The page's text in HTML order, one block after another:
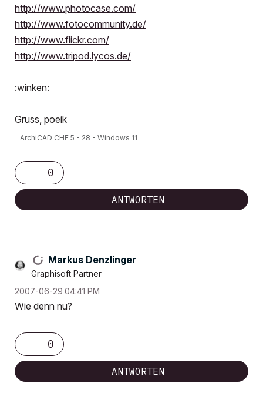
http://www.photocase.com/
http://www.fotocommunity.de/
http://www.flickr.com/
http://www.tripod.lycos.de/
:winken:
Gruss, poeik
ArchiCAD CHE 5 - 28 - Windows 11
0
ANTWORTEN
Markus Denzlinger
Graphisoft Partner
‎2007-06-29 04:41 PM
Wie denn nu?
0
ANTWORTEN